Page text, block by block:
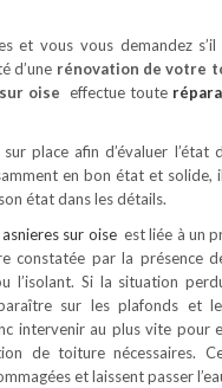
et vous vous demandez
d’une rénovation de votre
oise effectue toute
place afin d’évaluer l’état
en bon état et solide,
état dans les détails.
asnieres sur oiseest liée à un
constatée par la présence
l’isolant. Si la situation
sur les plafonds et
intervenir au plus vite pour
de toiture nécessaires.
et laissent passer